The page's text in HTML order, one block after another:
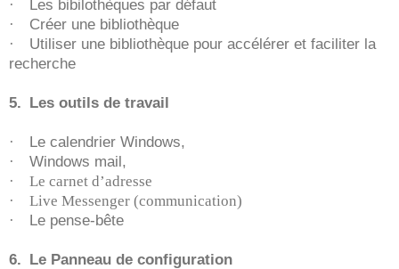
·
Les bibilothèques par défaut
·
Créer une bibliothèque
·
Utiliser une bibliothèque pour accélérer et faciliter la
recherche
5. Les outils de travail
·
Le calendrier Windows,
·
Windows mail,
·
Le carnet d’adresse
·
Live Messenger (communication)
·
Le pense-bête
6. Le Panneau de configuration